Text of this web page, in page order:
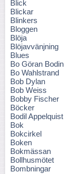
Blick
Blickar
Blinkers
Bloggen
Blöja
Blöjavvänjning
Blues
Bo Göran Bodin
Bo Wahlstrand
Bob Dylan
Bob Weiss
Bobby Fischer
Böcker
Bodil Appelquist
Bok
Bokcirkel
Boken
Bokmässan
Bollhusmötet
Bombningar